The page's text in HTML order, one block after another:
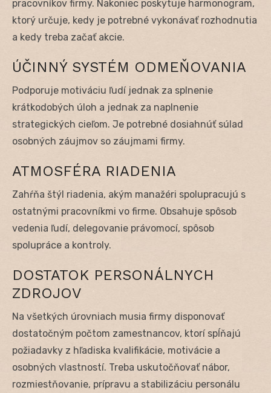
pracovníkov firmy. Nakoniec poskytuje harmonogram,
ktorý určuje, kedy je potrebné vykonávať rozhodnutia
a kedy treba začať akcie.
ÚČINNÝ SYSTÉM ODMEŇOVANIA
Podporuje motiváciu ľudí jednak za splnenie
krátkodobých úloh a jednak za naplnenie
strategických cieľom. Je potrebné dosiahnúť súlad
osobných záujmov so záujmami firmy.
ATMOSFÉRA RIADENIA
Zahŕňa štýl riadenia, akým manažéri spolupracujú s
ostatnými pracovníkmi vo firme. Obsahuje spôsob
vedenia ľudí, delegovanie právomocí, spôsob
spolupráce a kontroly.
DOSTATOK PERSONÁLNYCH
ZDROJOV
Na všetkých úrovniach musia firmy disponovať
dostatočným počtom zamestnancov, ktorí spĺňajú
požiadavky z hľadiska kvalifikácie, motivácie a
osobných vlastností. Treba uskutočňovať nábor,
rozmiestňovanie, prípravu a stabilizáciu personálu